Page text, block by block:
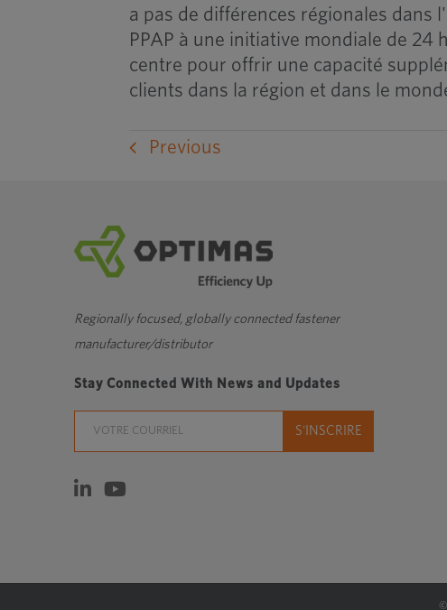
a pas de différences régionales dans
PPAP à une initiative mondiale de 24
centre pour offrir une capacité
clients dans la région et dans le
Previous
Regionally focused, globally connected fastener
manufacturer/distributor
Stay Connected With News and Updates
©